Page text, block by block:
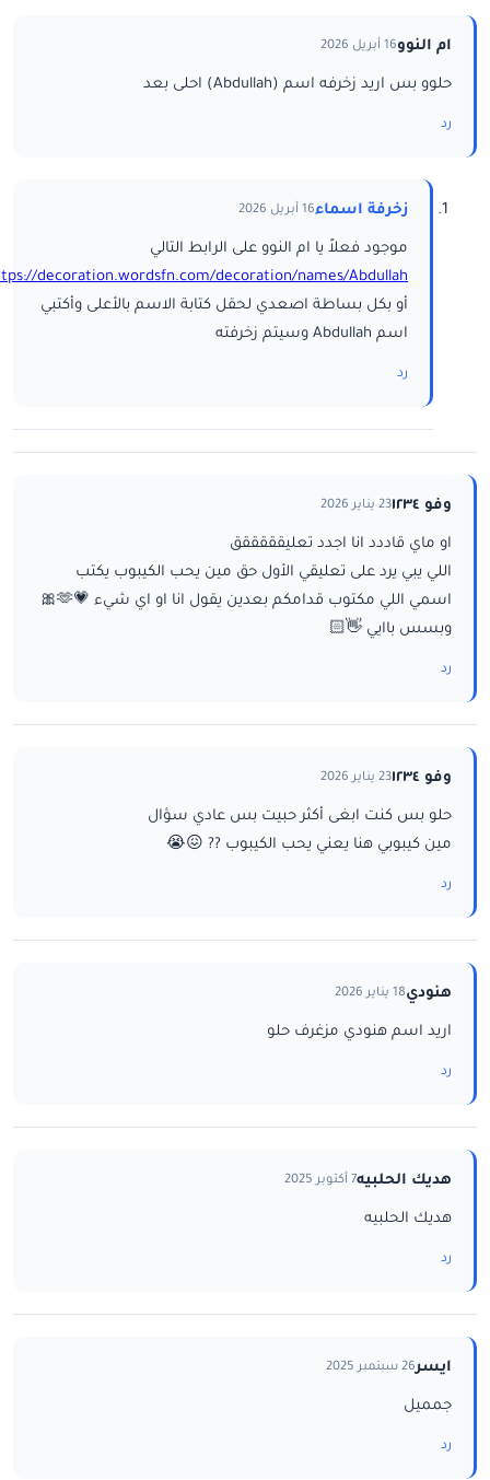
ام النوو16 أبريل 2026
حلوو بس اريد زخرفه اسم (Abdullah) احلى بعد
رد
زخرفة اسماء16 أبريل 2026
موجود فعلاً يا ام النوو على الرابط التالي
decoration.wordsfn.com/decoration/names/Abdullah/
أو بكل بساطة اصعدي لحقل كتابة الاسم بالأعلى وأكتبي
اسم Abdullah وسيتم زخرفته
رد
وفو ١٢٣٤ 23 يناير 2026
او ماي قاددد انا اجدد تعليقققققق
اللي يبي يرد على تعليقي الأول حق مين يحب الكيبوب يكتب
اسمي اللي مكتوب قدامكم بعدين يقول انا او اي شيء 💗🫶🎀
وبسس باايي 👋🏻
رد
وفو ١٢٣٤ 23 يناير 2026
حلو بس كنت ابغى أكثر حبيت بس عادي سؤال
مين كيبوبي هنا يعني يحب الكيبوب ?? 😖😭
رد
هنودي18 يناير 2026
اريد اسم هنودي مزغرف حلو
رد
هديك الحلبيه7 أكتوبر 2025
هديك الحلبيه
رد
ايسر26 سبتمبر 2025
جمميل
رد